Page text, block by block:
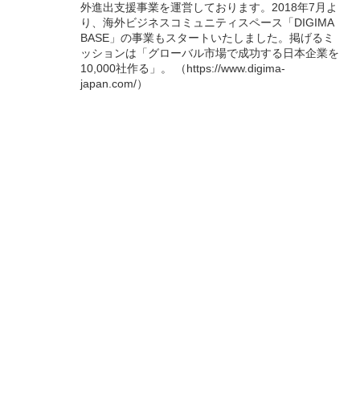
外進出⽀援事業を運営しております。2018年7⽉よ
り、海外ビジネスコミュニティスペース「DIGIMA
BASE」の事業もスタートいたしました。掲げるミ
ッションは「グローバル市場で成功する日本企業を
10,000社作る」。 （https://www.digima-
japan.com/）